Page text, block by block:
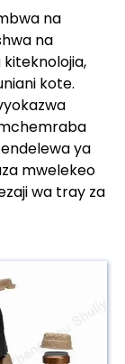
na
na
kote.
ya
mwelekeo
wa tray za